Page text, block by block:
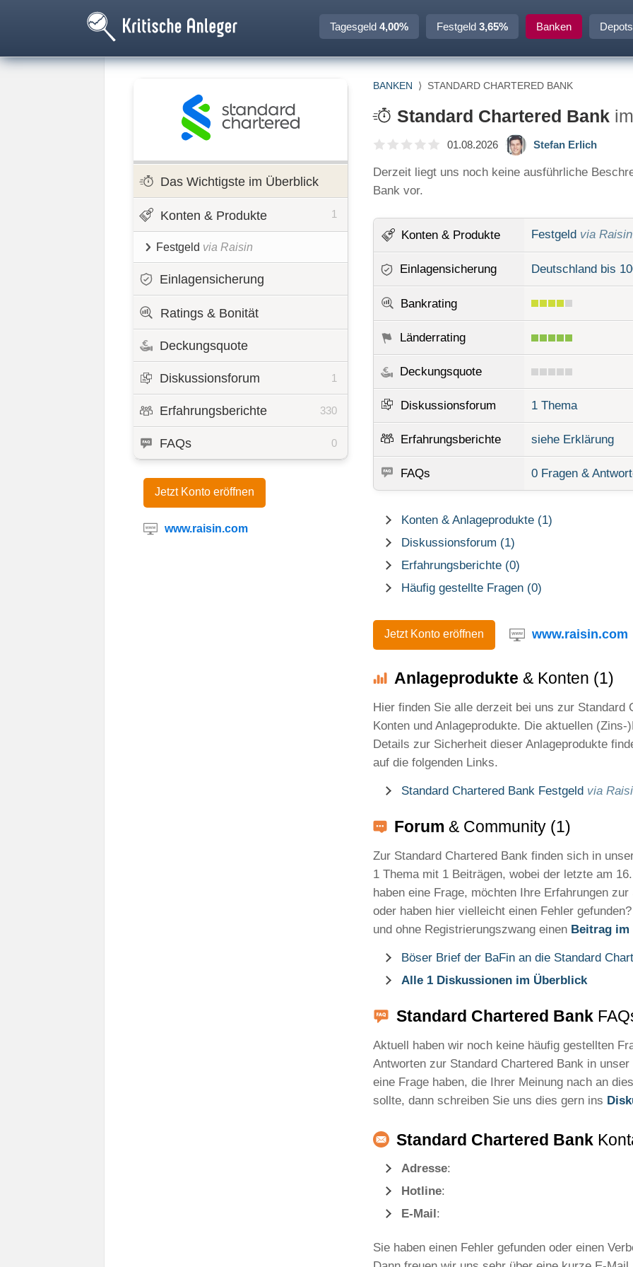
Tagesgeld 4,00% Festgeld 3,65% Banken Depots
Das Wichtigste im Überblick
Konten & Produkte 1
Festgeld via Raisin
Einlagensicherung
Ratings & Bonität
Deckungsquote
Diskussionsforum 1
Erfahrungsberichte 330
FAQs 0
Jetzt Konto eröffnen
www.raisin.com
BANKEN ⟩ STANDARD CHARTERED BANK
Standard Chartered Bank
01.08.2026 Stefan Erlich
Derzeit liegt uns noch keine ausführliche
Bank vor.
Konten & Produkte Festgeld via Raisin
Einlagensicherung Deutschland bis
Bankrating
Länderrating
Deckungsquote
Diskussionsforum 1 Thema
Erfahrungsberichte siehe Erklärung
FAQs 0 Fragen &
Konten & Anlageprodukte (1)
Diskussionsforum (1)
Erfahrungsberichte (0)
Häufig gestellte Fragen (0)
Jetzt Konto eröffnen www.raisin.com
Anlageprodukte & Konten (1)
Hier finden Sie alle derzeit bei uns zur Standard
Konten und Anlageprodukte. Die aktuellen
Details zur Sicherheit dieser Anlageprodukte
auf die folgenden Links.
Standard Chartered Bank Festgeld via
Forum & Community (1)
Zur Standard Chartered Bank finden sich in
1 Thema mit 1 Beiträgen, wobei der letzte am
haben eine Frage, möchten Ihre Erfahrungen
oder haben hier vielleicht einen Fehler
und ohne Registrierungszwang einen Beitrag
Böser Brief der BaFin an die Standard
Alle 1 Diskussionen im Überblick
Standard Chartered Bank
Aktuell haben wir noch keine häufig gestellten
Antworten zur Standard Chartered Bank in
eine Frage haben, die Ihrer Meinung nach an
sollte, dann schreiben Sie uns dies gern ins
Standard Chartered Bank
Adresse:
Hotline:
E-Mail:
Sie haben einen Fehler gefunden oder einen